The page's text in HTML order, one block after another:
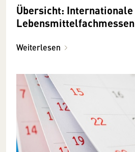
Übersicht: Internationale
Lebensmittelfachmessen
Weiterlesen